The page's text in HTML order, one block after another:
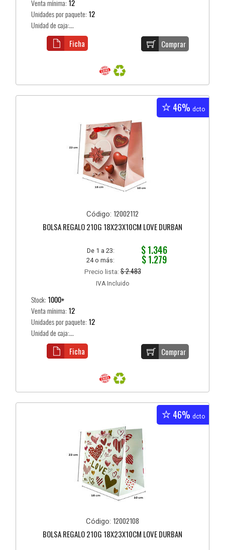
Venta mínima: 12
Unidades por paquete: 12
Unidad de caja:...
Comprar
Ficha
46% dcto
Código: 12002112
BOLSA REGALO 210G 18X23X10CM LOVE DURBAN
De 1 a 23: $ 1.346
24 o más: $ 1.279
Precio lista:$ 2.483
IVA Incluido
Stock: 1000+
Venta mínima: 12
Unidades por paquete: 12
Unidad de caja:...
Comprar
Ficha
46% dcto
Código: 12002108
BOLSA REGALO 210G 18X23X10CM LOVE DURBAN